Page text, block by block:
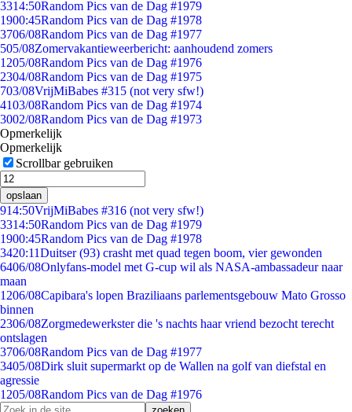
3314:50Random Pics van de Dag #1979
1900:45Random Pics van de Dag #1978
3706/08Random Pics van de Dag #1977
505/08Zomervakantieweerbericht: aanhoudend zomers
1205/08Random Pics van de Dag #1976
2304/08Random Pics van de Dag #1975
703/08VrijMiBabes #315 (not very sfw!)
4103/08Random Pics van de Dag #1974
3002/08Random Pics van de Dag #1973
Opmerkelijk
Opmerkelijk
Scrollbar gebruiken
opslaan
914:50VrijMiBabes #316 (not very sfw!)
3314:50Random Pics van de Dag #1979
1900:45Random Pics van de Dag #1978
3420:11Duitser (93) crasht met quad tegen boom, vier gewonden
6406/08Onlyfans-model met G-cup wil als NASA-ambassadeur naar
maan
1206/08Capibara's lopen Braziliaans parlementsgebouw Mato Grosso
binnen
2306/08Zorgmedewerkster die 's nachts haar vriend bezocht terecht
ontslagen
3706/08Random Pics van de Dag #1977
3405/08Dirk sluit supermarkt op de Wallen na golf van diefstal en
agressie
1205/08Random Pics van de Dag #1976